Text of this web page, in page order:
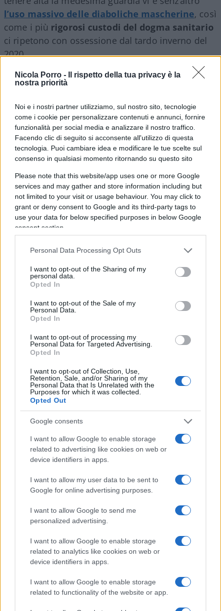
Nicola Porro -
Il rispetto della tua privacy è la
nostra priorità
Noi e i nostri partner utilizziamo, sul nostro sito, tecnologie
come i cookie per personalizzare contenuti e annunci, fornire
funzionalità per social media e analizzare il nostro traffico.
Facendo clic di seguito si acconsente all'utilizzo di questa
tecnologia. Puoi cambiare idea e modificare le tue scelte sul
consenso in qualsiasi momento ritornando su questo sito
Please note that this website/app uses one or more Google
services and may gather and store information including but
not limited to your visit or usage behaviour. You may click to
grant or deny consent to Google and its third-party tags to
use your data for below specified purposes in below Google
consent section.
Personal Data Processing Opt Outs
I want to opt-out of the Sharing of my
personal data.
Opted In
I want to opt-out of the Sale of my
Personal Data.
Opted In
I want to opt-out of processing my
Personal Data for Targeted Advertising.
Opted In
I want to opt-out of Collection, Use,
Retention, Sale, and/or Sharing of my
Personal Data that Is Unrelated with the
Purposes for which it was collected.
Opted Out
Google consents
I want to allow Google to enable storage
related to advertising like cookies on web or
device identifiers in apps.
I want to allow my user data to be sent to
Google for online advertising purposes.
I want to allow Google to send me
personalized advertising.
I want to allow Google to enable storage
related to analytics like cookies on web or
device identifiers in apps.
I want to allow Google to enable storage
related to functionality of the website or app.
l’uso massivo delle diaboliche mascherine, così
come i più rigorosi custodi del dogma sanitario
ci ripetono con ossessione dal tardo inverno del
2020.
Mascherina, “talebanismo italico”
E poco importa se gran parte delle persone che
continuano ad utilizzarle ovunque lo fanno con le
modalità più insensate, dato che esse hanno di
fatto assunto un valore magico, trascendendo
completamente la loro effettiva funzione. Esse
rappresentano il segno tangibile diuna adesione
passiva, tipica di un suddito e non di un libero
cittadino,al regime di una infinita emergenza
sanitaria. Per lo stesso Bassetti, in un commento
l’utilizzo facoltativo con forti raccomandazioni in
alcuni contesti. Con l’obbligo il rischio è di
continuare a svilire lo strumento e si rischia un
aveva parlato di “talebanismo italico” sulla
mascherina “che non ci ha evitato di essere uno
dei Paesi europei con il maggior numero di
contagi. La mascherina è ormai una sorta di
non da reale dispositivo di protezione
individuale”.
L’allarme di Ricciardi
Pensiero per nulla condiviso daWalter Ricciardi
il consigliere prediletto delministro Speranza
così ammonisce: “Negli Usa sono già in
rapidissima evoluzione due sottovarianti di
Omicron che hanno una capacità di contagiosità
enormemente superiore al ceppo di Wu Han. E
questo crea problemi nel momento in cui noi non
e le conoscenze di sanità pubblica, cioè una
campagna vaccinale estensiva in tutto il mondo, la
esitazione vaccinale, convincere le persone a